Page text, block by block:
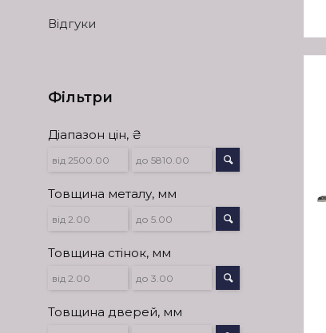
Відгуки
Фільтри
Діапазон цін, ₴
Товщина металу, мм
Товщина стінок, мм
Товщина дверей, мм